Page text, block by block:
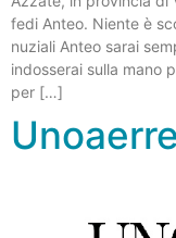
fedi Anteo. Niente è
nuziali Anteo sarai
indosserai sulla mano
per […]